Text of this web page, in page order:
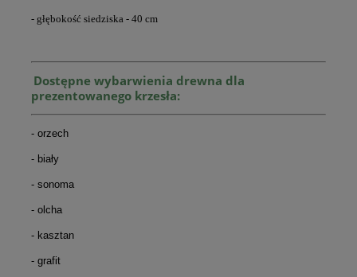
- głębokość siedziska - 40 cm
Dostępne wybarwienia drewna dla
prezentowanego krzesła:
- orzech
- biały
- sonoma
- olcha
- kasztan
- grafit